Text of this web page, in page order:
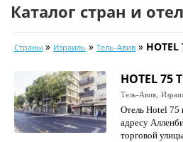
Календарь туров
Цены дня
Страны
Каталог стран и
Страны » Израиль » Тель-Авив »
HOTEL 75
Тель-Авив,
Отель Hotel 75
адресу
торговой